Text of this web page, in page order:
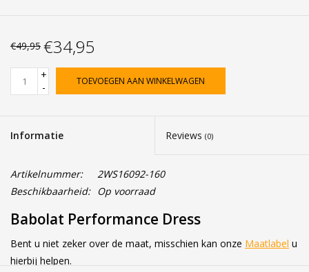
€49,95 €34,95
+
-
TOEVOEGEN AAN WINKELWAGEN
Informatie Reviews (0)
Artikelnummer:
2WS16092-160
Beschikbaarheid: Op voorraad
Babolat Performance Dress
Bent u niet zeker over de maat, misschien kan onze Maatlabel u
hierbij helpen.